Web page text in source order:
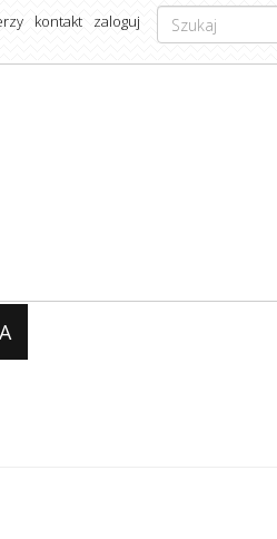
Formularz
wyszukiwania
Szukaj
kontakt zaloguj